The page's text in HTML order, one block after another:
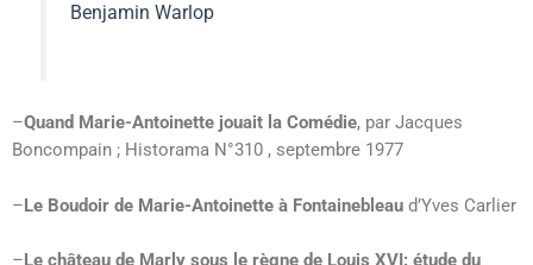
Benjamin Warlop
–Quand Marie-Antoinette jouait la Comédie, par Jacques
Boncompain ; Historama N°310 , septembre 1977
–Le Boudoir de Marie-Antoinette à Fontainebleau d’Yves Carlier
–Le château de Marly sous le règne de Louis XVI: étude du